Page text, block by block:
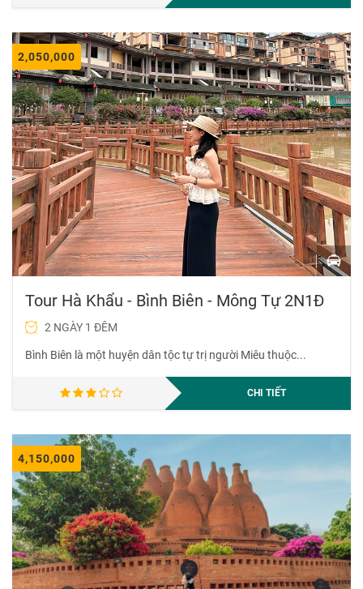
2,050,000
Tour Hà Khẩu - Bình Biên - Mông Tự 2N1Đ
2 NGÀY 1 ĐÊM
Bình Biên là một huyện dân tộc tự trị người Miêu thuộc...
CHI TIẾT
4,150,000